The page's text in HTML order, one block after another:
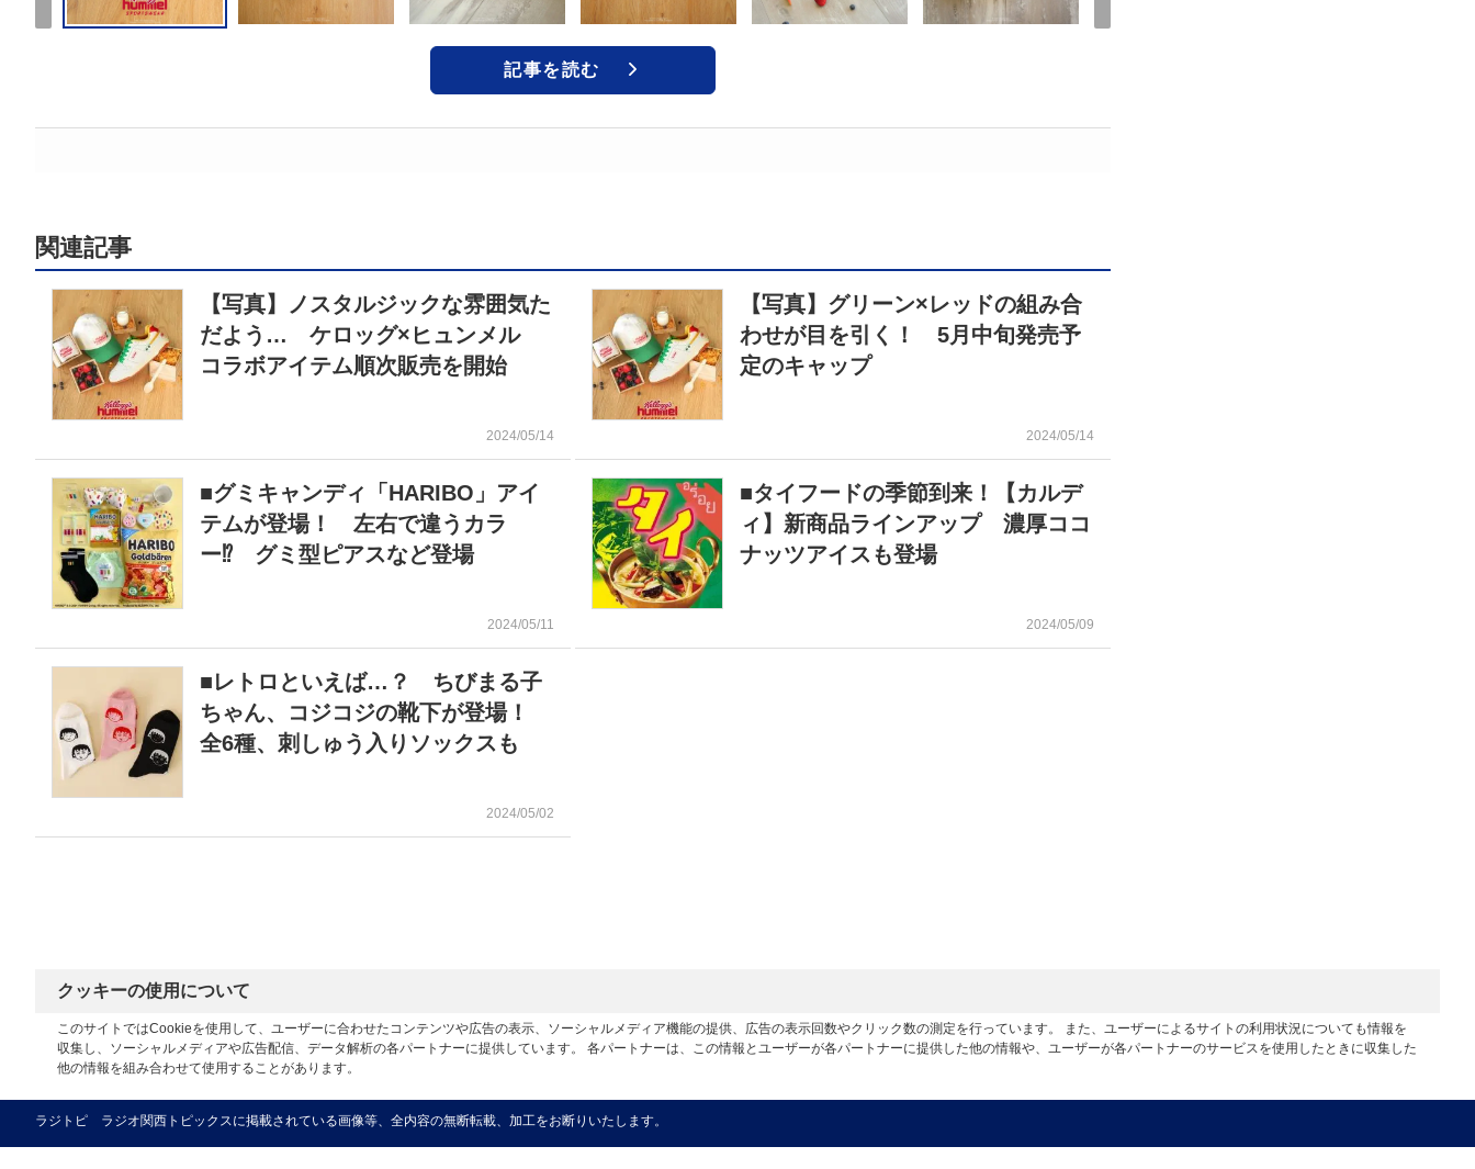
記事を読む
関連記事
【写真】ノスタルジックな雰囲気た
だよう… ケロッグ×ヒュンメル
コラボアイテム順次販売を開始
2024/05/14
【写真】グリーン×レッドの組み合
わせが目を引く！ 5月中旬発売予
定のキャップ
2024/05/14
■グミキャンディ「HARIBO」アイ
テムが登場！ 左右で違うカラ
ー⁉ グミ型ピアスなど登場
2024/05/11
■タイフードの季節到来！【カルデ
ィ】新商品ラインアップ 濃厚ココ
ナッツアイスも登場
2024/05/09
■レトロといえば…？ ちびまる子
ちゃん、コジコジの靴下が登場！
全6種、刺しゅう入りソックスも
2024/05/02
クッキーの使用について
このサイトではCookieを使用して、ユーザーに合わせたコンテンツや広告の表示、ソーシャルメディア機能の提供、広告の表示回数やクリック数の測定を行っています。 また、ユーザーによるサイトの利用状況についても情報を
収集し、ソーシャルメディアや広告配信、データ解析の各パートナーに提供しています。 各パートナーは、この情報とユーザーが各パートナーに提供した他の情報や、ユーザーが各パートナーのサービスを使用したときに収集した
他の情報を組み合わせて使用することがあります。
ラジトピ ラジオ関西トピックスに掲載されている画像等、全内容の無断転載、加工をお断りいたします。